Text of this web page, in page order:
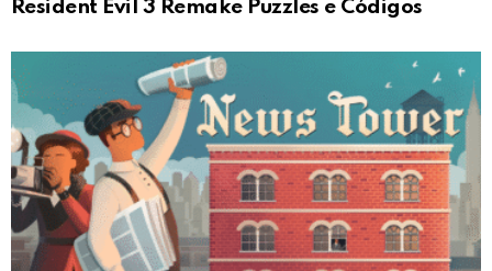
Resident Evil 3 Remake Puzzles e Códigos